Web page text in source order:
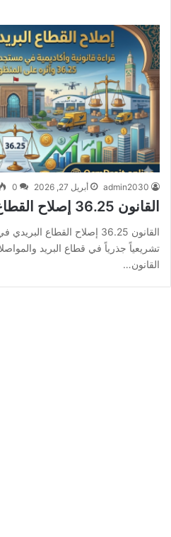
admin2030 أبريل 27, 2026 0
القانون 36.25 إصلاح القطاع البريدي في المغرب
القانون 36.25 إصلاح القطاع
تشريعياً جذرياً في قطاع البريد
القانون…